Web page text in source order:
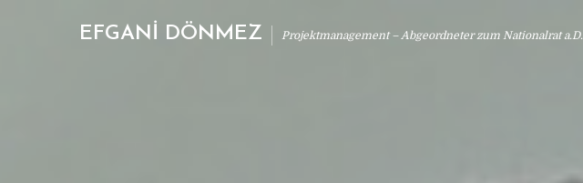
EFGANİ DÖNMEZ Projektmanagement – Abgeordneter zum Nationalrat a.D.